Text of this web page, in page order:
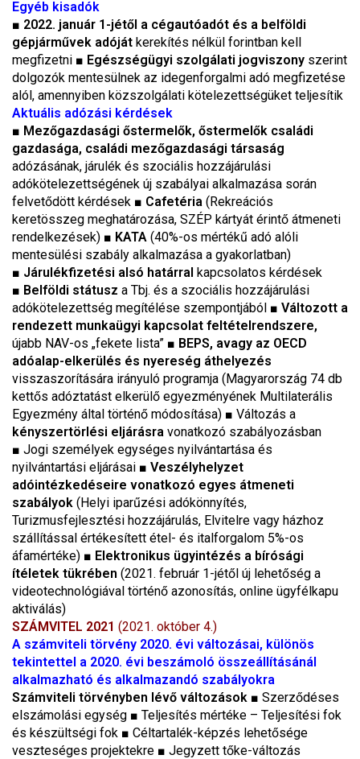
Egyéb kisadók
■ 2022. január 1-jétől a cégautóadót és a belföldi
gépjárművek adóját kerekítés nélkül forintban kell
megfizetni ■ Egészségügyi szolgálati jogviszony szerint
dolgozók mentesülnek az idegenforgalmi adó megfizetése
alól, amennyiben közszolgálati kötelezettségüket teljesítik
Aktuális adózási kérdések
■ Mezőgazdasági őstermelők, őstermelők családi
gazdasága, családi mezőgazdasági társaság
adózásának, járulék és szociális hozzájárulási
adókötelezettségének új szabályai alkalmazása során
felvetődött kérdések ■ Cafetéria (Rekreációs
keretösszeg meghatározása, SZÉP kártyát érintő átmeneti
rendelkezések) ■ KATA (40%-os mértékű adó alóli
mentesülési szabály alkalmazása a gyakorlatban)
■ Járulékfizetési alsó határral kapcsolatos kérdések
■ Belföldi státusz a Tbj. és a szociális hozzájárulási
adókötelezettség megítélése szempontjából ■ Változott a
rendezett munkaügyi kapcsolat feltételrendszere,
újabb NAV-os „fekete lista” ■ BEPS, avagy az OECD
adóalap-elkerülés és nyereség áthelyezés
visszaszorítására irányuló programja (Magyarország 74 db
kettős adóztatást elkerülő egyezményének Multilaterális
Egyezmény által történő módosítása) ■ Változás a
kényszertörlési eljárásra vonatkozó szabályozásban
■ Jogi személyek egységes nyilvántartása és
nyilvántartási eljárásai ■ Veszélyhelyzet
adóintézkedéseire vonatkozó egyes átmeneti
szabályok (Helyi iparűzési adókönnyítés,
Turizmusfejlesztési hozzájárulás, Elvitelre vagy házhoz
szállítással értékesített étel- és italforgalom 5%-os
áfamértéke) ■ Elektronikus ügyintézés a bírósági
ítéletek tükrében (2021. február 1-jétől új lehetőség a
videotechnológiával történő azonosítás, online ügyfélkapu
aktiválás)
SZÁMVITEL 2021 (2021. október 4.)
A számviteli törvény 2020. évi változásai, különös
tekintettel a 2020. évi beszámoló összeállításánál
alkalmazható és alkalmazandó szabályokra
Számviteli törvényben lévő változások ■ Szerződéses
elszámolási egység ■ Teljesítés mértéke – Teljesítési fok
és készültségi fok ■ Céltartalék-képzés lehetősége
veszteséges projektekre ■ Jegyzett tőke-változás